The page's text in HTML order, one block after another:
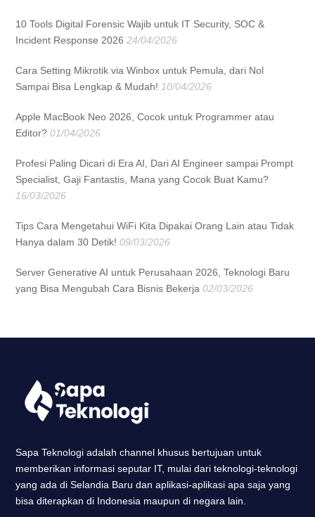
10 Tools Digital Forensic Wajib untuk IT Security, SOC &
Incident Response 2026 24/04/2026
Cara Setting Mikrotik via Winbox untuk Pemula, dari Nol
Sampai Bisa Lengkap & Mudah! 10/04/2026
Apple MacBook Neo 2026, Cocok untuk Programmer atau
Editor? 01/04/2026
Profesi Paling Dicari di Era AI, Dari AI Engineer sampai Prompt
Specialist, Gaji Fantastis, Mana yang Cocok Buat Kamu?
16/03/2026
Tips Cara Mengetahui WiFi Kita Dipakai Orang Lain atau Tidak
Hanya dalam 30 Detik! 09/03/2026
Server Generative AI untuk Perusahaan 2026, Teknologi Baru
yang Bisa Mengubah Cara Bisnis Bekerja 02/03/2026
Sapa Teknologi adalah channel khusus bertujuan untuk
memberikan informasi seputar IT, mulai dari teknologi-teknologi
yang ada di Selandia Baru dan aplikasi-aplikasi apa saja yang
bisa diterapkan di Indonesia maupun di negara lain.